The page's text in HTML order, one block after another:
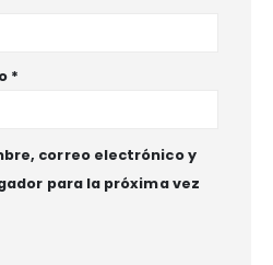
*
correo electrónico y
para la próxima vez